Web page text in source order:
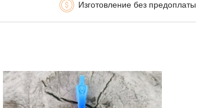
Изготовление без предоплаты